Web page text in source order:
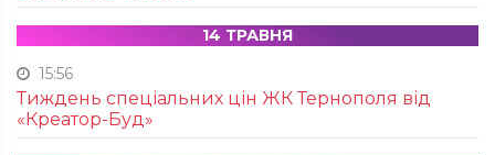
14 ТРАВНЯ
15:56
Тиждень спеціальних цін ЖК Тернополя від
«Креатор-Буд»